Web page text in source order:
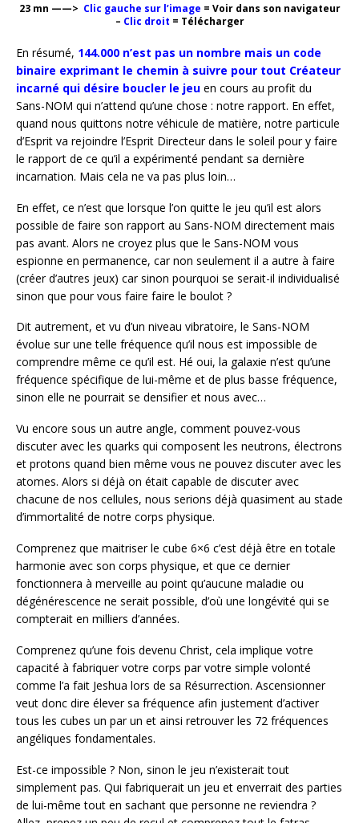
23 mn ——> Clic gauche sur l’image = Voir dans son navigateur
– Clic droit = Télécharger
En résumé, 144.000 n’est pas un nombre mais un code
binaire exprimant le chemin à suivre pour tout Créateur
incarné qui désire boucler le jeu en cours au profit du
Sans-NOM qui n’attend qu’une chose : notre rapport. En effet,
quand nous quittons notre véhicule de matière, notre particule
d’Esprit va rejoindre l’Esprit Directeur dans le soleil pour y faire
le rapport de ce qu’il a expérimenté pendant sa dernière
incarnation. Mais cela ne va pas plus loin…
En effet, ce n’est que lorsque l’on quitte le jeu qu’il est alors
possible de faire son rapport au Sans-NOM directement mais
pas avant. Alors ne croyez plus que le Sans-NOM vous
espionne en permanence, car non seulement il a autre à faire
(créer d’autres jeux) car sinon pourquoi se serait-il individualisé
sinon que pour vous faire faire le boulot ?
Dit autrement, et vu d’un niveau vibratoire, le Sans-NOM
évolue sur une telle fréquence qu’il nous est impossible de
comprendre même ce qu’il est. Hé oui, la galaxie n’est qu’une
fréquence spécifique de lui-même et de plus basse fréquence,
sinon elle ne pourrait se densifier et nous avec…
Vu encore sous un autre angle, comment pouvez-vous
discuter avec les quarks qui composent les neutrons, électrons
et protons quand bien même vous ne pouvez discuter avec les
atomes. Alors si déjà on était capable de discuter avec
chacune de nos cellules, nous serions déjà quasiment au stade
d’immortalité de notre corps physique.
Comprenez que maitriser le cube 6×6 c’est déjà être en totale
harmonie avec son corps physique, et que ce dernier
fonctionnera à merveille au point qu’aucune maladie ou
dégénérescence ne serait possible, d’où une longévité qui se
compterait en milliers d’années.
Comprenez qu’une fois devenu Christ, cela implique votre
capacité à fabriquer votre corps par votre simple volonté
comme l’a fait Jeshua lors de sa Résurrection. Ascensionner
veut donc dire élever sa fréquence afin justement d’activer
tous les cubes un par un et ainsi retrouver les 72 fréquences
angéliques fondamentales.
Est-ce impossible ? Non, sinon le jeu n’existerait tout
simplement pas. Qui fabriquerait un jeu et enverrait des parties
de lui-même tout en sachant que personne ne reviendra ?